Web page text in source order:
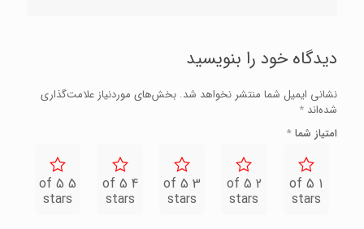
دیدگاه خود را بنویسید
نشانی ایمیل شما منتشر نخواهد شد. بخش‌های موردنیاز علامت‌گذاری
شده‌اند *
امتیاز شما*
1 of 5
stars
2 of 5
stars
3 of 5
stars
4 of 5
stars
5 of 5
stars